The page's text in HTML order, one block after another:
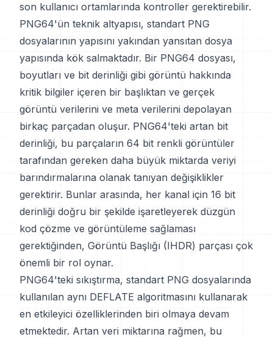
son kullanıcı ortamlarında kontroller gerektirebilir.
PNG64'ün teknik altyapısı, standart PNG
dosyalarının yapısını yakından yansıtan dosya
yapısında kök salmaktadır. Bir PNG64 dosyası,
boyutları ve bit derinliği gibi görüntü hakkında
kritik bilgiler içeren bir başlıktan ve gerçek
görüntü verilerini ve meta verilerini depolayan
birkaç parçadan oluşur. PNG64'teki artan bit
derinliği, bu parçaların 64 bit renkli görüntüler
tarafından gereken daha büyük miktarda veriyi
barındırmalarına olanak tanıyan değişiklikler
gerektirir. Bunlar arasında, her kanal için 16 bit
derinliği doğru bir şekilde işaretleyerek düzgün
kod çözme ve görüntüleme sağlaması
gerektiğinden, Görüntü Başlığı (IHDR) parçası çok
önemli bir rol oynar.
PNG64'teki sıkıştırma, standart PNG dosyalarında
kullanılan aynı DEFLATE algoritmasını kullanarak
en etkileyici özelliklerinden biri olmaya devam
etmektedir. Artan veri miktarına rağmen, bu